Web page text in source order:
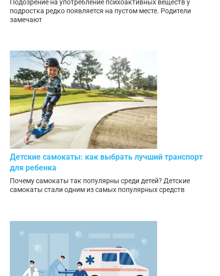
Подозрение на употребление психоактивных веществ у
подростка редко появляется на пустом месте. Родители
замечают
Детские самокаты: как выбрать лучший транспорт
для ребенка
Почему самокаты так популярны среди детей? Детские
самокаты стали одним из самых популярных средств